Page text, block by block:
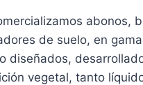
abonos,
de suelo, en
diseñados,
vegetal, tanto